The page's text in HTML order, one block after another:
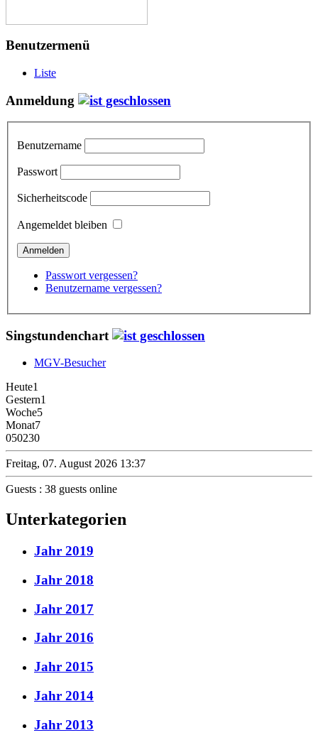
Benutzermenü
Liste
Anmeldung
Benutzername
Passwort
Sicherheitscode
Angemeldet bleiben
Passwort vergessen?
Benutzername vergessen?
Singstundenchart
MGV-Besucher
Heute1
Gestern1
Woche5
Monat7
050230
Freitag, 07. August 2026 13:37
Guests : 38 guests online
Unterkategorien
Jahr 2019
Jahr 2018
Jahr 2017
Jahr 2016
Jahr 2015
Jahr 2014
Jahr 2013